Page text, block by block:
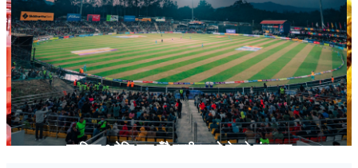
संस्करण सुनको मूल्य तोलाको ३ लाख